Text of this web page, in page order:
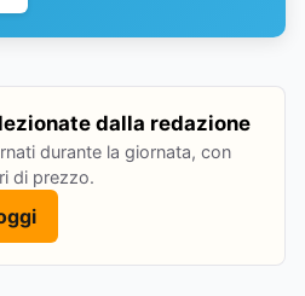
dalla redazione
durante la giornata, con
di prezzo.